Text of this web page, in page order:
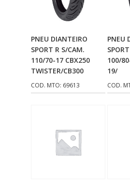
ORIGINAL
PLASMOTO
PLASTCAR
POLIVISOR
PRO TORK
Adicionar Ao
Carrinho
PNEU DIANTEIRO
SPORT R S/CAM.
110/70-17 CBX250
TWISTER/CB300
COD. MTO: 69613
PNEU
100/
19/
COD.